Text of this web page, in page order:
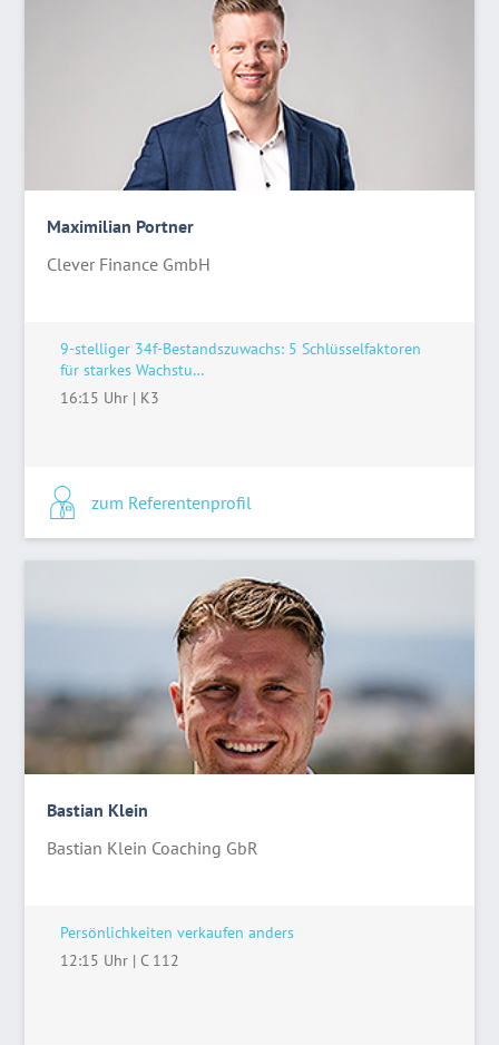
Maximilian Portner
Clever Finance GmbH
9-stelliger 34f-Bestandszuwachs: 5 Schlüsselfaktoren
für starkes Wachstu…
16:15 Uhr | K3
zum Referentenprofil
Bastian Klein
Bastian Klein Coaching GbR
Persönlichkeiten verkaufen anders
12:15 Uhr | C 112